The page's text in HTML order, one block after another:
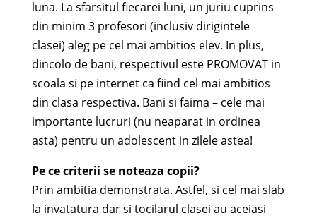
luna. La sfarsitul fiecarei luni, un juriu cuprins
din minim 3 profesori (inclusiv dirigintele
clasei) aleg pe cel mai ambitios elev. In plus,
dincolo de bani, respectivul este PROMOVAT in
scoala si pe internet ca fiind cel mai ambitios
din clasa respectiva. Bani si faima – cele mai
importante lucruri (nu neaparat in ordinea
asta) pentru un adolescent in zilele astea!
Pe ce criterii se noteaza copii?
Prin ambitia demonstrata. Astfel, si cel mai slab
la invatatura dar si tocilarul clasei au aceiasi